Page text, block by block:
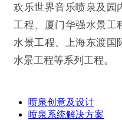
欢乐世界音乐喷泉及园
工程、厦门华强水景工
水景工程、上海东渡国
水景工程等系列工程。
喷泉创意及设计
喷泉系统解决方案